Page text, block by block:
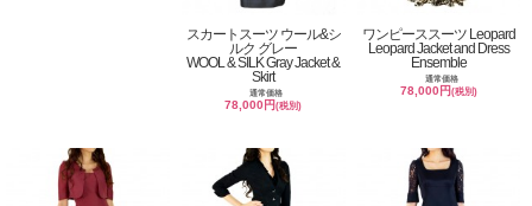
スカートスーツ ウール&シ
ルク グレー
WOOL & SILK Gray Jacket &
Skirt
通常価格
78,000円(税別)
ワンピーススーツ Leopard
Leopard Jacket and Dress
Ensemble
通常価格
78,000円(税別)